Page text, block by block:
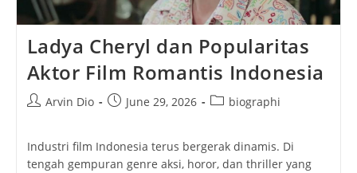
Ladya Cheryl dan Popularitas
Aktor Film Romantis Indonesia
PostArvin Dio
PostJune 29, 2026
Postbiographi
Industri film Indonesia terus bergerak dinamis. Di
tengah gempuran genre aksi, horor, dan thriller yang